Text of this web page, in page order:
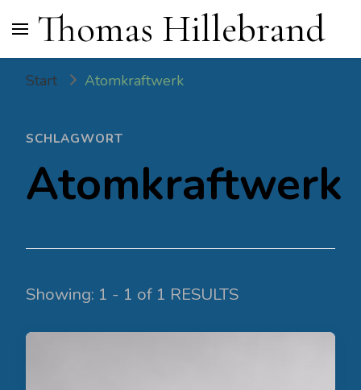
Thomas Hillebrand
Start Atomkraftwerk
SCHLAGWORT
Atomkraftwerk
Showing: 1 - 1 of 1 RESULTS